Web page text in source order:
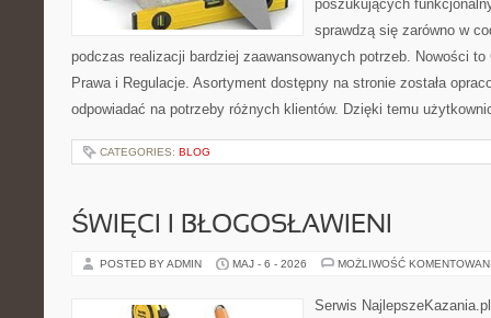
poszukujących
sprawdzą się zarówno w
podczas realizacji bardziej zaawansowanych potrzeb. Nowości
Prawa i Regulacje. Asortyment dostępny na stronie została
odpowiadać na potrzeby różnych klientów. Dzięki temu
CATEGORIES: BLOG
ŚWIĘCI I BŁOGOSŁAWIENI
POSTED BY ADMIN MAJ - 6 - 2026 MOŻLIWOŚĆ
Serwis